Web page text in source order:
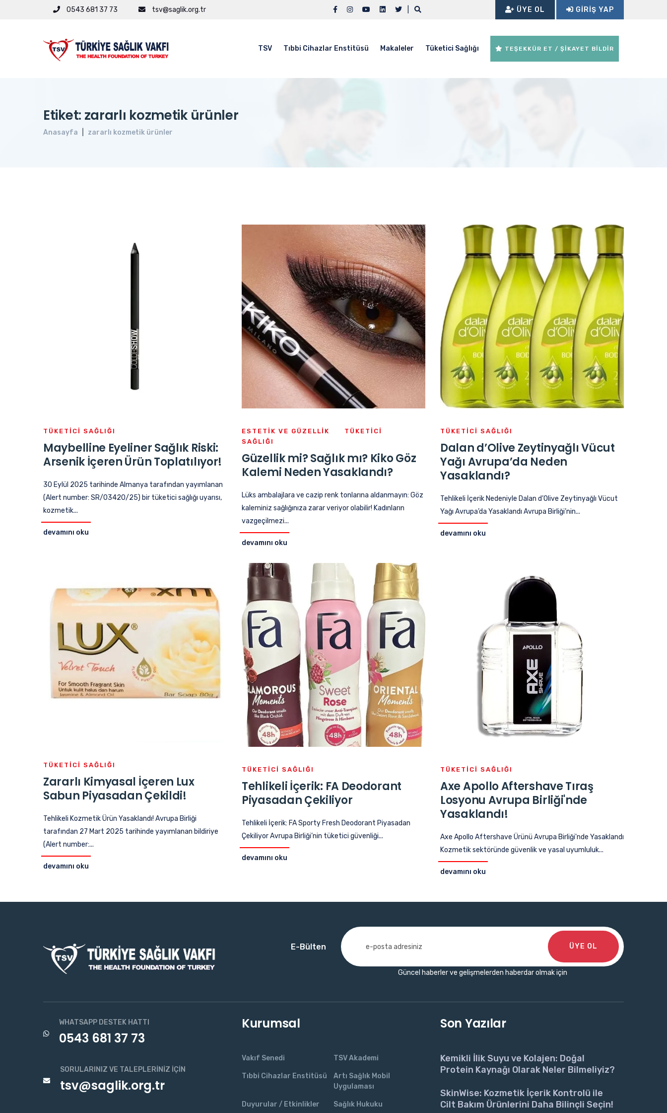
0543 681 37 73 tsv@saglik.org.tr ÜYE OL GIRIŞ YAP
TSV Tıbbi Cihazlar Enstitüsü Makaleler Tüketici Sağlığı TEŞEKKÜR ET / ŞİKAYET BİLDİR
Etiket: zararlı kozmetik ürünler
Anasayfa zararlı kozmetik ürünler
TÜKETICI SAĞLIĞI
Maybelline Eyeliner Sağlık Riski:
Arsenik İçeren Ürün Toplatılıyor!
30 Eylül 2025 tarihinde Almanya tarafından yayımlanan
(Alert number: SR/03420/25) bir tüketici sağlığı uyarısı,
kozmetik...
devamını oku
ESTETIK VE GÜZELLIK
TÜKETICI
SAĞLIĞI
Güzellik mi? Sağlık mı? Kiko Göz
Kalemi Neden Yasaklandı?
Lüks ambalajlara ve cazip renk tonlarına aldanmayın: Göz
kaleminiz sağlığınıza zarar veriyor olabilir! Kadınların
vazgeçilmezi...
devamını oku
TÜKETICI SAĞLIĞI
Dalan d’Olive Zeytinyağlı Vücut
Yağı Avrupa’da Neden
Yasaklandı?
Tehlikeli İçerik Nedeniyle Dalan d’Olive Zeytinyağlı Vücut
Yağı Avrupa’da Yasaklandı Avrupa Birliği’nin...
devamını oku
TÜKETICI SAĞLIĞI
Zararlı Kimyasal İçeren Lux
Sabun Piyasadan Çekildi!
Tehlikeli Kozmetik Ürün Yasaklandı! Avrupa Birliği
tarafından 27 Mart 2025 tarihinde yayımlanan bildiriye
(Alert number:...
devamını oku
TÜKETICI SAĞLIĞI
Tehlikeli İçerik: FA Deodorant
Piyasadan Çekiliyor
Tehlikeli İçerik: FA Sporty Fresh Deodorant Piyasadan
Çekiliyor Avrupa Birliği’nin tüketici güvenliği...
devamını oku
TÜKETICI SAĞLIĞI
Axe Apollo Aftershave Tıraş
Losyonu Avrupa Birliği'nde
Yasaklandı!
Axe Apollo Aftershave Ürünü Avrupa Birliği'nde Yasaklandı
Kozmetik sektöründe güvenlik ve yasal uyumluluk...
devamını oku
E-Bülten
Güncel haberler ve gelişmelerden haberdar olmak için
ÜYE OL
WHATSAPP DESTEK HATTI
0543 681 37 73
SORULARINIZ VE TALEPLERINIZ İÇIN
tsv@saglik.org.tr
Kurumsal
Vakıf Senedi TSV Akademi
Tıbbi Cihazlar Enstitüsü
Artı Sağlık Mobil
Uygulaması
Duyurular / Etkinlikler Sağlık Hukuku
Son Yazılar
Kemikli İlik Suyu ve Kolajen: Doğal
Protein Kaynağı Olarak Neler Bilmeliyiz?
SkinWise: Kozmetik İçerik Kontrolü ile
Cilt Bakım Ürünlerini Daha Bilinçli Seçin!